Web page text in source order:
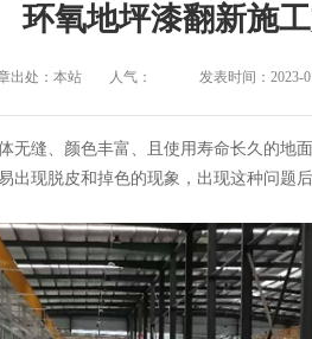
环氧地坪漆翻新施
出处：本站 人气： 发表时间：2023-
无缝、颜色丰富、且使用寿命长久的地
出现脱皮和掉色的现象，出现这种问题